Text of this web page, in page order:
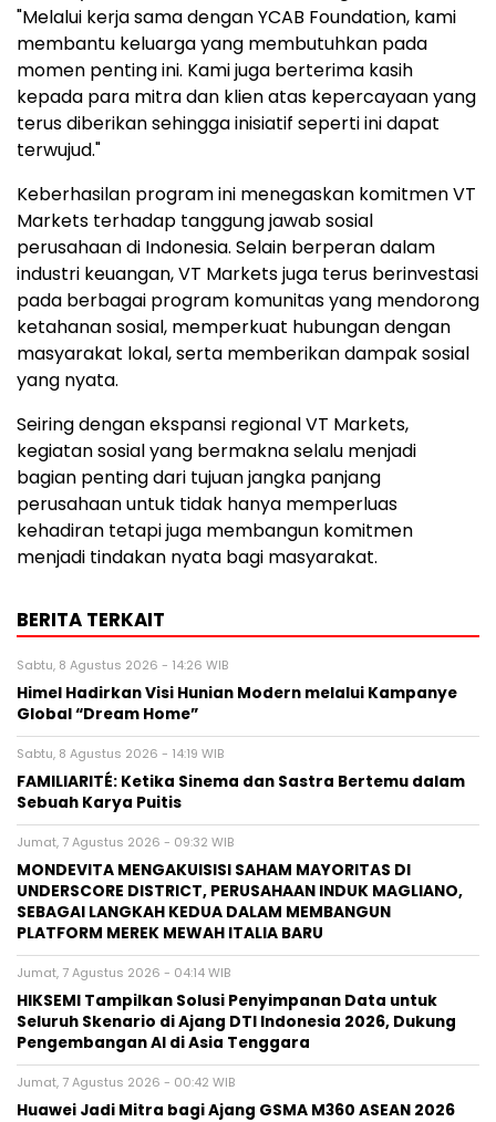
"Melalui kerja sama dengan YCAB Foundation, kami
membantu keluarga yang membutuhkan pada
momen penting ini. Kami juga berterima kasih
kepada para mitra dan klien atas kepercayaan yang
terus diberikan sehingga inisiatif seperti ini dapat
terwujud."
Keberhasilan program ini menegaskan komitmen VT
Markets terhadap tanggung jawab sosial
perusahaan di Indonesia. Selain berperan dalam
industri keuangan, VT Markets juga terus berinvestasi
pada berbagai program komunitas yang mendorong
ketahanan sosial, memperkuat hubungan dengan
masyarakat lokal, serta memberikan dampak sosial
yang nyata.
Seiring dengan ekspansi regional VT Markets,
kegiatan sosial yang bermakna selalu menjadi
bagian penting dari tujuan jangka panjang
perusahaan untuk tidak hanya memperluas
kehadiran tetapi juga membangun komitmen
menjadi tindakan nyata bagi masyarakat.
BERITA TERKAIT
Sabtu, 8 Agustus 2026 - 14:26 WIB
Himel Hadirkan Visi Hunian Modern melalui Kampanye
Global “Dream Home”
Sabtu, 8 Agustus 2026 - 14:19 WIB
FAMILIARITÉ: Ketika Sinema dan Sastra Bertemu dalam
Sebuah Karya Puitis
Jumat, 7 Agustus 2026 - 09:32 WIB
MONDEVITA MENGAKUISISI SAHAM MAYORITAS DI
UNDERSCORE DISTRICT, PERUSAHAAN INDUK MAGLIANO,
SEBAGAI LANGKAH KEDUA DALAM MEMBANGUN
PLATFORM MEREK MEWAH ITALIA BARU
Jumat, 7 Agustus 2026 - 04:14 WIB
HIKSEMI Tampilkan Solusi Penyimpanan Data untuk
Seluruh Skenario di Ajang DTI Indonesia 2026, Dukung
Pengembangan AI di Asia Tenggara
Jumat, 7 Agustus 2026 - 00:42 WIB
Huawei Jadi Mitra bagi Ajang GSMA M360 ASEAN 2026